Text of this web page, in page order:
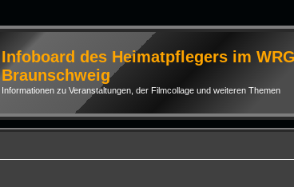
Infoboard des Heimatpflegers im WRG
Braunschweig
Informationen zu Veranstaltungen, der Filmcollage und weiteren Themen